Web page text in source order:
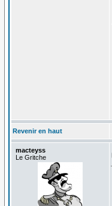
Revenir en haut
macteyss
Le Gritche